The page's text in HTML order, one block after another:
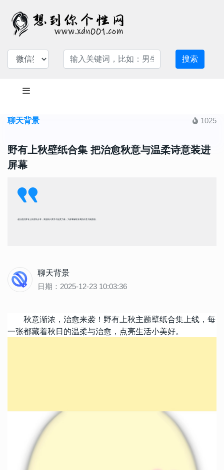
搜索
聊天背景 1025
野有上秋壁纸合集 把治愈秋意与温柔诗意装进
屏幕
超治愈的野有上秋壁纸分享，满溢秋日美学与温柔力量，为屏幕解锁专属的诗意与氛围感。
聊天背景
日期：2025-12-23 10:03:36
秋意渐浓，治愈来袭！野有上秋主题壁纸合集上线，每
一张都藏着秋日的温柔与治愈，点亮生活小美好。